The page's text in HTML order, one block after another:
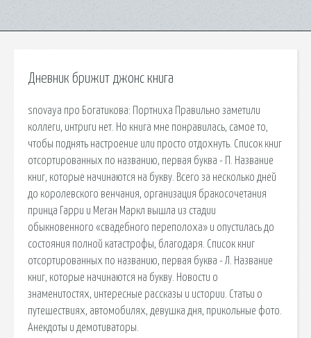
Дневник брижит джонс книга
snovaya про Богатикова: Портниха Правильно заметили
коллеги, интриги нет. Но книга мне понравилась, самое то,
чтобы поднять настроение или просто отдохнуть. Список книг
отсортированных по названию, первая буква - П. Название
книг, которые начинаются на букву. Всего за несколько дней
до королевского венчания, организация бракосочетания
принца Гарри и Меган Маркл вышла из стадии
обыкновенного «свадебного переполоха» и опустилась до
состояния полной катастрофы, благодаря. Список книг
отсортированных по названию, первая буква - Л. Название
книг, которые начинаются на букву. Новости о
знаменитостях, интересные рассказы и истории. Статьи о
путешествиях, автомобилях, девушка дня, прикольные фото.
Анекдоты и демотиваторы.